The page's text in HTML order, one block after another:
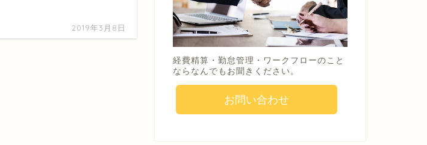
2019年3月8日
経費精算・勤怠管理・ワークフローのこと
ならなんでもお聞きください。
お問い合わせ